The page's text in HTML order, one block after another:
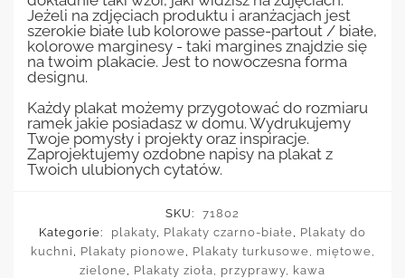
Jeżeli na zdjęciach produktu i aranżacjach jest
szerokie białe lub kolorowe passe-partout / białe,
kolorowe marginesy - taki margines znajdzie się
na twoim plakacie. Jest to nowoczesna forma
designu.
Każdy plakat możemy przygotować do rozmiaru
ramek jakie posiadasz w domu. Wydrukujemy
Twoje pomysły i projekty oraz inspiracje.
Zaprojektujemy ozdobne napisy na plakat z
Twoich ulubionych cytatów.
SKU:
71802
Kategorie:
plakaty Plakaty czarno-białe
Plakaty do
kuchni
Plakaty pionowe
Plakaty turkusowe, miętowe,
zielone
Plakaty zioła, przyprawy, kawa